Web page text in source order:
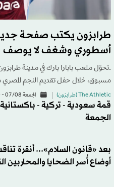
طرابزون يكتب صفحة
أسطوري وشغف لا يوصف
.تحوّل ملعب بابارا بارك في مدينة
مسبوق، خلال حفل تقديم النجم المصري
The Athletic (طرابزون) الجمعة 07/08 - 01:10
قمة سعودية - تركية -
الجمعة
بعد «قانون السلام»... أنقرة
أوضاع أُسر الضحايا والمحاربين